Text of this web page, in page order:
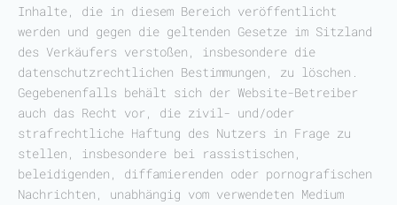
Inhalte, die in diesem Bereich veröffentlicht
werden und gegen die geltenden Gesetze im Sitzland
des Verkäufers verstoßen, insbesondere die
datenschutzrechtlichen Bestimmungen, zu löschen.
Gegebenenfalls behält sich der Website-Betreiber
auch das Recht vor, die zivil- und/oder
strafrechtliche Haftung des Nutzers in Frage zu
stellen, insbesondere bei rassistischen,
beleidigenden, diffamierenden oder pornografischen
Nachrichten, unabhängig vom verwendeten Medium